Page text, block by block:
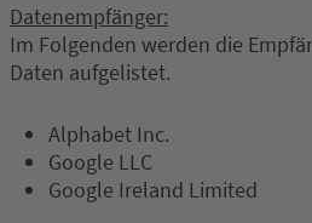
Datenempfänger:
Im Folgenden werden die
Daten aufgelistet.
Alphabet Inc.
Google LLC
Google Ireland Limited